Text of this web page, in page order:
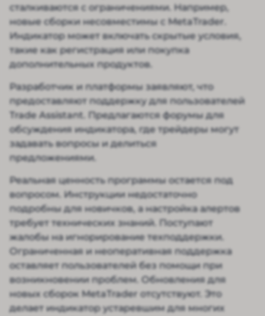
сталкиваются с ограничениями. Например,
новые сборки несовместимы с MetaTrader.
Индикатор может включать скрытые условия,
такие как регистрация или покупка
дополнительных продуктов.
Разработчик и платформы заявляют, что
предоставляют поддержку для пользователей
Trade Assistant. Предлагаются форумы для
обсуждения индикатора, где трейдеры могут
задавать вопросы и делиться
предложениями.
Реальная ценность программы остается под
вопросом. Инструкции недостаточно
подробны для новичков, а настройка алертов
требует технических знаний. Поступают
жалобы на игнорирование техподдержки.
Ограниченная и неоперативная поддержка
оставляет пользователей без помощи при
возникновении проблем. Обновления для
новых сборок MetaTrader отсутствуют. Это
делает индикатор устаревшим для многих